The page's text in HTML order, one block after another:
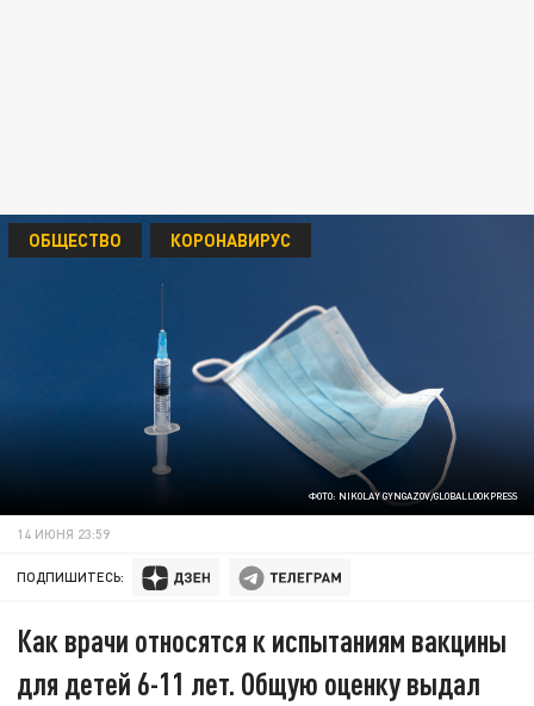
ФОТО: NIKOLAY GYNGAZOV/GLOBALLOOKPRESS
ОБЩЕСТВО КОРОНАВИРУС
14 ИЮНЯ 23:59
ПОДПИШИТЕСЬ:
Как врачи относятся к испытаниям вакцины
для детей 6-11 лет. Общую оценку выдал